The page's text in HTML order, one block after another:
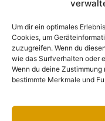
Um dir ein optimales
Cookies, um
zuzugreifen. Wenn du
wie das Surfverhalten oder
Wenn du deine
bestimmte Merkmale und
Start
Nutzungsbedingungen
Abo